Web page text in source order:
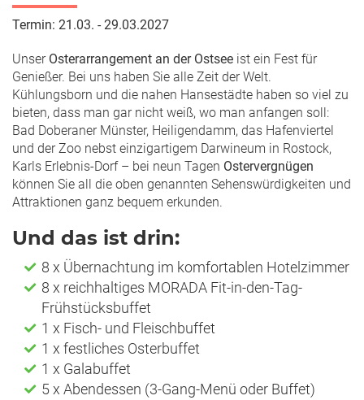
Termin: 21.03. - 29.03.2027
Unser Osterarrangement an der Ostsee ist ein Fest für
Genießer. Bei uns haben Sie alle Zeit der Welt.
Kühlungsborn und die nahen Hansestädte haben so viel zu
bieten, dass man gar nicht weiß, wo man anfangen soll:
Bad Doberaner Münster, Heiligendamm, das Hafenviertel
und der Zoo nebst einzigartigem Darwineum in Rostock,
Karls Erlebnis-Dorf – bei neun Tagen Ostervergnügen
können Sie all die oben genannten Sehenswürdigkeiten und
Attraktionen ganz bequem erkunden.
Und das ist drin:
8 x Übernachtung im komfortablen Hotelzimmer
8 x reichhaltiges MORADA Fit-in-den-Tag-
Frühstücksbuffet
1 x Fisch- und Fleischbuffet
1 x festliches Osterbuffet
1 x Galabuffet
5 x Abendessen (3-Gang-Menü oder Buffet)